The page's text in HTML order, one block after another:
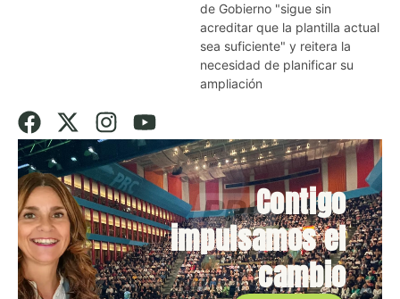
de Gobierno "sigue sin
acreditar que la plantilla actual
sea suficiente" y reitera la
necesidad de planificar su
ampliación
Contigo
impulsamos el
cambio